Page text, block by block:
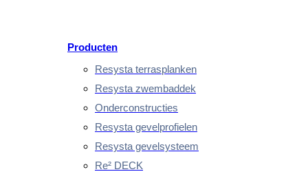
Producten
Resysta terrasplanken
Resysta zwembaddek
Onderconstructies
Resysta gevelprofielen
Resysta gevelsysteem
Re² DECK